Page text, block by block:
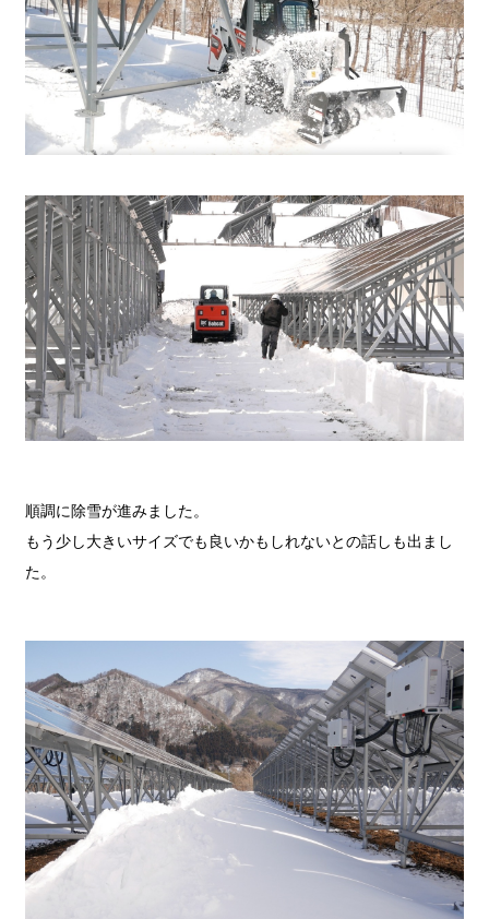
順調に除雪が進みました。
もう少し大きいサイズでも良いかもしれないとの話しも出まし
た。